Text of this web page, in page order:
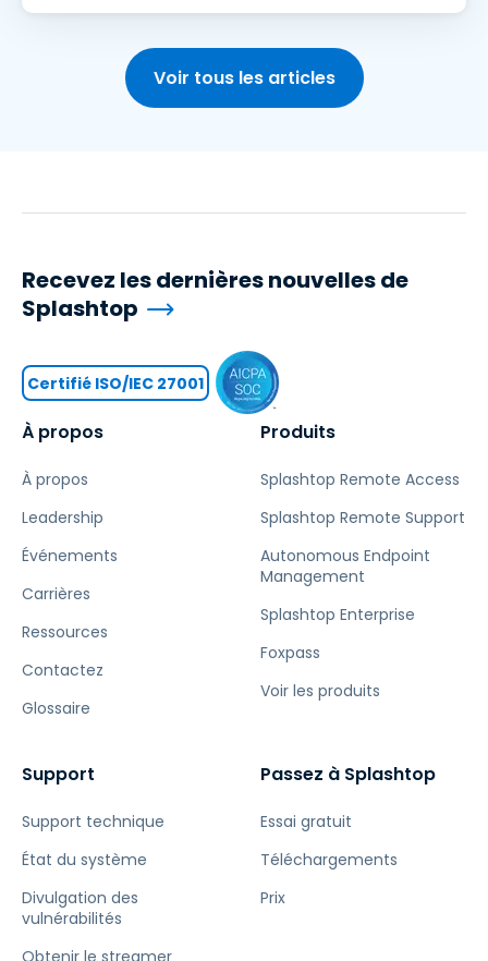
Voir tous les articles
À propos
À propos
Leadership
Événements
Carrières
Ressources
Contactez
Glossaire
Produits
Splashtop Remote Access
Splashtop Remote Support
Autonomous Endpoint
Management
Splashtop Enterprise
Foxpass
Voir les produits
Support
Support technique
État du système
Divulgation des
vulnérabilités
Obtenir le streamer
Passez à Splashtop
Essai gratuit
Téléchargements
Prix
Recevez les dernières nouvelles de
Splashtop
Certifié ISO/IEC 27001